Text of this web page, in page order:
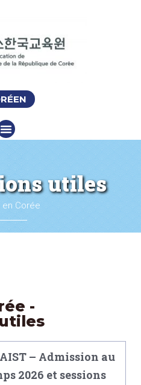
utiles
en Corée
-
– Admission au
2026 et sessions